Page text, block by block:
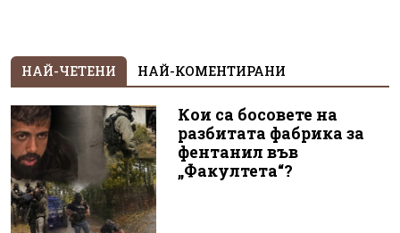
НАЙ-ЧЕТЕНИ НАЙ-КОМЕНТИРАНИ
Кои са босовете на
разбитата фабрика за
фентанил във
„Факултета“?